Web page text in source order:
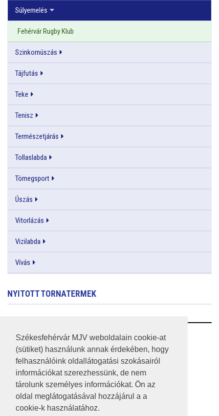
Székesfehérvár MJV weboldalain cookie-at
(sütiket) használunk annak érdekében, hogy
felhasználóink oldallátogatási szokásairól
információkat szerezhessünk, de nem
tárolunk személyes információkat. Ön az
oldal meglátogatásával hozzájárul a a
cookie-k használatához.
Súlyemelés
Fehérvár Rugby Klub
Szinkornúszás
Tájfutás
Teke
Tenisz
Természetjárás
Tollaslabda
Tömegsport
Úszás
Vitorlázás
Vizilabda
Vívás
NYITOTT TORNATERMEK
RSS
A HONLAP 2017.03.31-I ÁLLAPOTA
JOGI NYILATKOZAT
IMPRESSZUM